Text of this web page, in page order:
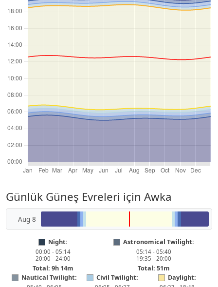
Günlük Güneş Evreleri için Awka
Aug 8
Night:
00:00 - 05:14
20:00 - 24:00
Total: 9h 14m
Astronomical Twilight:
05:14 - 05:40
19:35 - 20:00
Total: 51m
Nautical Twilight:
Civil Twilight: Daylight: